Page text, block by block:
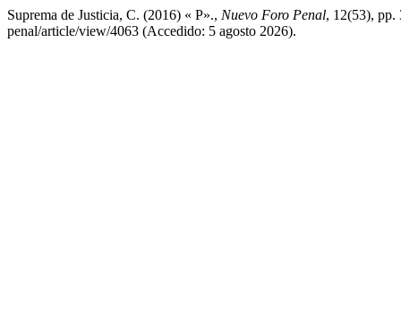
Suprema de Justicia, C. (2016) « P»., Nuevo Foro Penal, 12(53), pp.
penal/article/view/4063 (Accedido: 5 agosto 2026).